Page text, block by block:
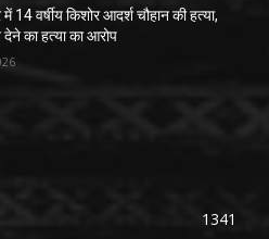
14 वर्षीय किशोर आदर्श चौहान की हत्या,
देने का हत्या का आरोप
1341